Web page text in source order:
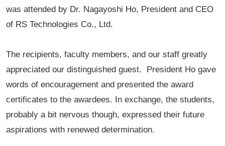
was attended by Dr. Nagayoshi Ho, President and CEO
of RS Technologies Co., Ltd.
The recipients, faculty members, and our staff greatly
appreciated our distinguished guest. President Ho gave
words of encouragement and presented the award
certificates to the awardees. In exchange, the students,
probably a bit nervous though, expressed their future
aspirations with renewed determination.